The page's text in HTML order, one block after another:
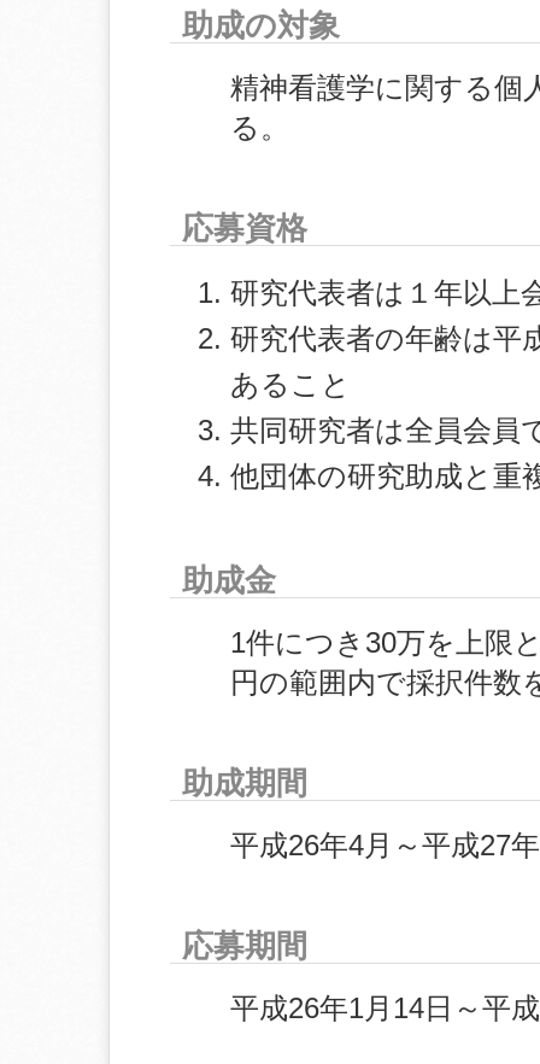
助成の対象
精神看護学に関する個
る。
応募資格
研究代表者は１年以上
研究代表者の年齢は平
あること
共同研究者は全員会員
他団体の研究助成と重
助成金
1件につき30万を上限
円の範囲内で採択件数
助成期間
平成26年4月～平成27
応募期間
平成26年1月14日～平